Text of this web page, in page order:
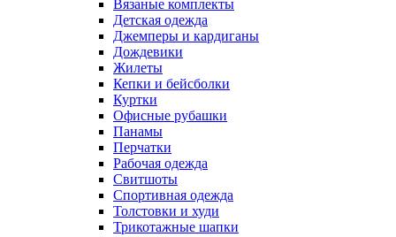
Вязаные комплекты
Детская одежда
Джемперы и кардиганы
Дождевики
Жилеты
Кепки и бейсболки
Куртки
Офисные рубашки
Панамы
Перчатки
Рабочая одежда
Свитшоты
Спортивная одежда
Толстовки и худи
Трикотажные шапки